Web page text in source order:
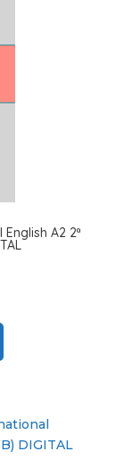
English A2 2ª